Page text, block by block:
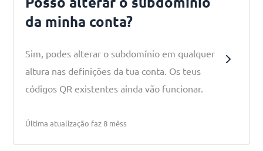
da minha conta?
Sim, podes alterar o subdomínio em qualquer
altura nas definições da tua conta. Os teus
códigos QR existentes ainda vão funcionar.
Última atualização faz 8 mêss